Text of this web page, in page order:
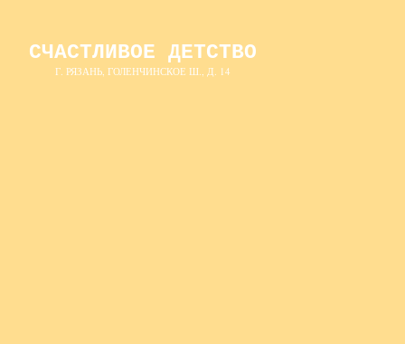
СЧАСТЛИВОЕ ДЕТСТВО
Г. РЯЗАНЬ, ГОЛЕНЧИНСКОЕ Ш., Д. 14